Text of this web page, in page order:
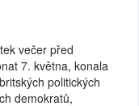
večer před
7. května, konala
politických
demokratů,